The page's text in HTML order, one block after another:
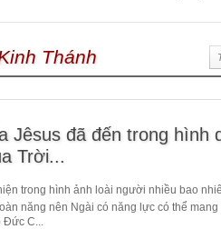
Thánh
Jêsus đã đến trong hình
Trời...
trong hình ảnh loài người nhiều bao
năng nên Ngài có năng lực có thể mang
Đức C...